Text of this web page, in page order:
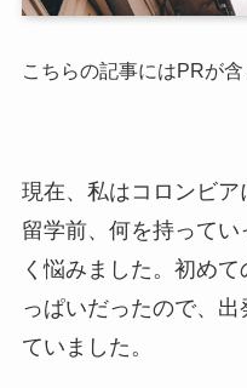
こちらの記事にはPRが含
現在、私はコロンビア
留学前、何を持って
く悩みました。初め
っぱいだったので、
ていました。